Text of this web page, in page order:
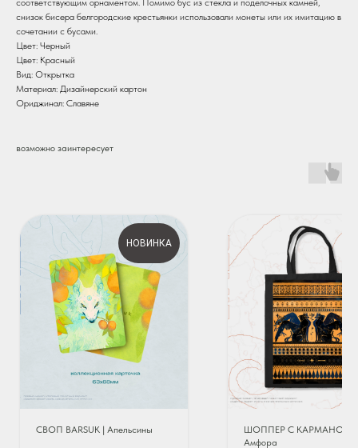
соответствующим орнаментом. Помимо бус из стекла и поделочных камней,
снизок бисера белгородские крестьянки использовали монеты или их имитацию в
сочетании с бусами.
Цвет: Черный
Цвет: Красный
Вид: Открытка
Материал: Дизайнерский картон
Ориджинал: Славяне
возможно заинтересует
НОВИНКА
СВОП BARSUK | Апельсины
ШОППЕР С КАРМАНОМ
Амфора